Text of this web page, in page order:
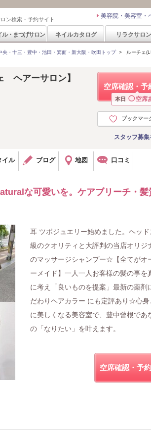
ン検索・予約サイト 美容院・美容室・
ル・まつげサロン ネイルカタログ リラクサロン
央・十三・豊中・池田・箕面・新大阪・吹田トップ> ルーチェ
空席確認・予
本日 ◯ 空席
ブックマー
スタッフ募
ヘアーサロン】
イル ブログ 地図 口コミ
な可愛いを。ケアブリーチ・髪
耳 ツボジュエリー始めました。ヘッド
級のクオリティと大評判の当店オリジ
のマッサージシャンプー☆【全てがオ
ーメイド】一人一人お客様の髪の事を
に考え「良いものを提案」最新の薬剤
だわりヘアカラー にも定評あり☆心身
に美しくなる美容室で、豊中曾根であ
の「なりたい」を叶えます。
空席確認・予